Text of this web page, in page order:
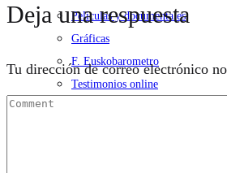
Películas y documentales
Gráficas
F. Euskobarometro
Testimonios online
Enlaces
Deja una respuesta
Tu dirección de correo electrónico